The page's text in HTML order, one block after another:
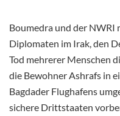
Boumedra und der NWRI
Diplomaten im Irak, den
Tod mehrerer Menschen
die Bewohner Ashrafs in
Bagdader Flughafens
sichere Drittstaaten